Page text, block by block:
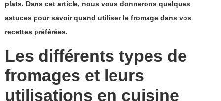
plats. Dans cet article, nous vous donnerons quelques
astuces pour savoir quand utiliser le fromage dans vos
recettes préférées.
Les différents types de
fromages et leurs
utilisations en cuisine